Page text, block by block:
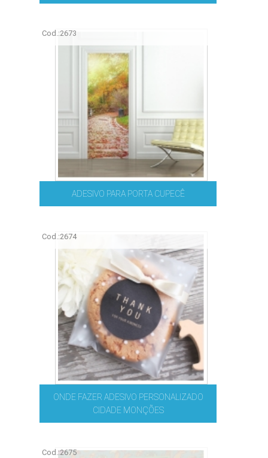
Cod.:2673
ADESIVO PARA PORTA CUPECÊ
Cod.:2674
ONDE FAZER ADESIVO PERSONALIZADO
CIDADE MONÇÕES
Cod.:2675